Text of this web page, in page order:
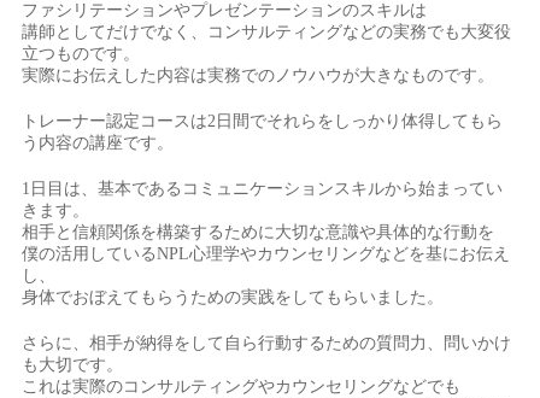
ファシリテーションやプレゼンテーションのスキルは
講師としてだけでなく、コンサルティングなどの実務でも大変役
立つものです。
実際にお伝えした内容は実務でのノウハウが大きなものです。
トレーナー認定コースは2日間でそれらをしっかり体得してもら
う内容の講座です。
1日目は、基本であるコミュニケーションスキルから始まってい
きます。
相手と信頼関係を構築するために大切な意識や具体的な行動を
僕の活用しているNPL心理学やカウンセリングなどを基にお伝え
し、
身体でおぼえてもらうための実践をしてもらいました。
さらに、相手が納得をして自ら行動するための質問力、問いかけ
も大切です。
これは実際のコンサルティングやカウンセリングなどでも